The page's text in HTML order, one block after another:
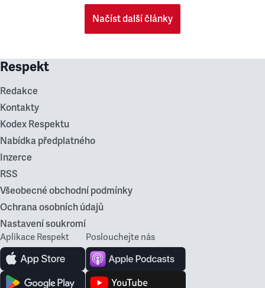
Načíst další články
Respekt
Redakce
Kontakty
Kodex Respektu
Nabídka předplatného
Inzerce
RSS
Všeobecné obchodní podmínky
Ochrana osobních údajů
Nastavení soukromí
Aplikace Respekt Poslouchejte nás